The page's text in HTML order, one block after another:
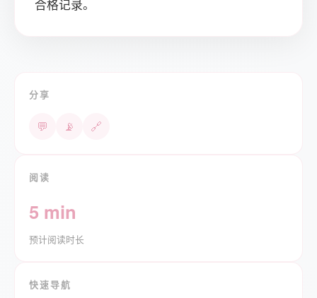
合格记录。
分享
💬 📡 🔗
阅读
5 min
预计阅读时长
快速导航